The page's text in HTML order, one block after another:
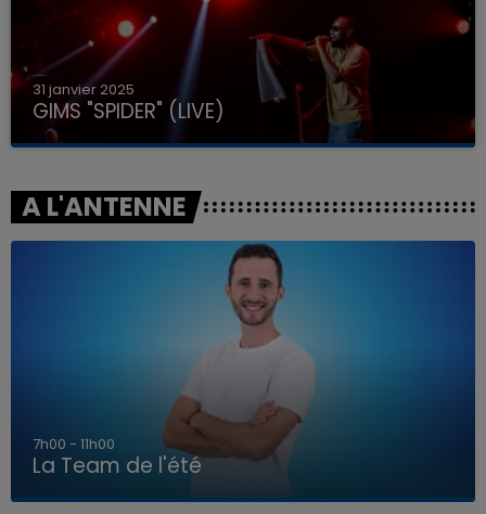
31 janvier 2025
GIMS "SPIDER" (LIVE)
A L'ANTENNE
7h00 - 11h00
La Team de l'été